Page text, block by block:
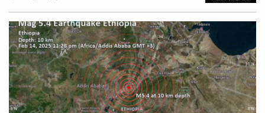
2012年至2023年間，冰川消融的速度比前十年平均增加
36％，顯示全球暖化的影響愈發嚴重。 英國諾桑比亞大學
（Northumbria University）地理與環境科學系主任薛帕德
（Andrew Shepherd）指出，海平面即使微幅上升，也會導
致沿海地區的洪災風險大增。海平面每上升1公分，全球每
年就有額外200萬人面臨洪水威脅。此外，冰川融化也會導
致特定地區的淡水供應短缺，影響農業、飲用水供應和水力
發電。全球約20億人依賴冰川融水，是攸關人類生存的重大